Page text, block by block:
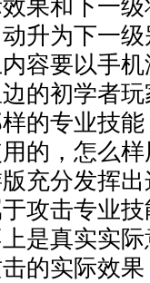
果和下一
升为下一
内容要以
的初学者
的专业技
的，怎么
充分发挥
攻击专业
是真实实
的实际效